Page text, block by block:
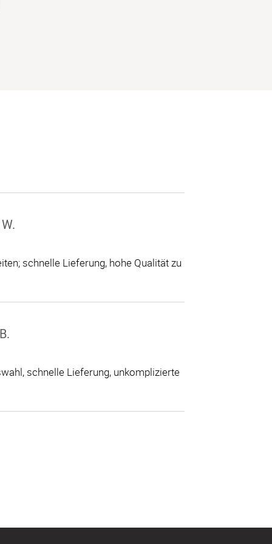
schnelle Lieferung, hohe Qualität zu
schnelle Lieferung, unkomplizierte